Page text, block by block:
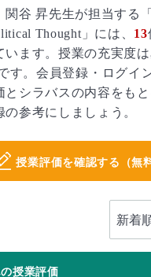
関谷 昇先生が担当する
Thought」には、 13
います。授業の充実度は
す。会員登録・ログイ
とシラバスの内容をも
参考にしましょう。
授業評価を確認する（無
授業評価